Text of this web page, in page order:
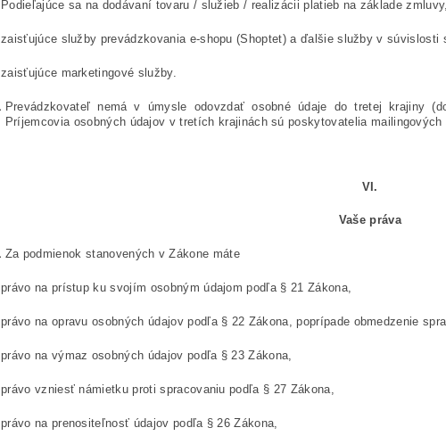
Podieľajúce sa na dodávaní tovaru / služieb / realizácii platieb na základe zmluvy,
zaisťujúce služby prevádzkovania e-shopu (Shoptet) a ďalšie služby v súvislosti
zaisťujúce marketingové služby.
Prevádzkovateľ nemáv úmysle odovzdať osobné údaje do tretej krajiny
Príjemcovia osobných údajov v tretích krajinách sú poskytovatelia
VI.
Vaše práva
Za podmienok stanovených v Zákone máte
právo na prístup ku svojím osobným údajom podľa § 21 Zákona,
právo na opravu osobných údajov podľa § 22 Zákona, poprípade obmedzenie
právo na výmaz osobných údajov podľa § 23 Zákona,
právo vzniesť námietku proti spracovaniu podľa § 27 Zákona,
právo na prenositeľnosť údajov podľa § 26 Zákona,